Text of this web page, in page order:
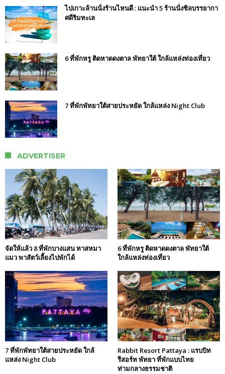
ไปเกาะล้านนั่งร้านไหนดี : แนะนำ 5 ร้านนั่งชิลบรรยากา
ศดีริมทะเล
6 ที่พักหรู ติดหาดดงตาล พัทยาใต้ ใกล้แหล่งท่องเที่ยว
7 ที่พักพัทยาใต้สายประหยัด ใกล้แหล่ง Night Club
ADVERTISER
จัดให้แล้ว 8 ที่พักบางแสน ทาสหมา
แมว พาสัตว์เลี้ยงไปพักได้
6 ที่พักหรู ติดหาดดงตาล พัทยาใต้
ใกล้แหล่งท่องเที่ยว
7 ที่พักพัทยาใต้สายประหยัด ใกล้
แหล่ง Night Club
Rabbit Resort Pattaya : แรบบิท
รีสอร์ท พัทยา ที่พักแบบไทย
ท่ามกลางธรรมชาติ